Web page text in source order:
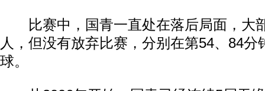
比赛中，国青一直处在落后局面，大
人，但没有放弃比赛，分别在第54、84分
球。